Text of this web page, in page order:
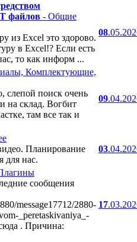
файлов - Общие
из Excel это здорово.
в Excel!? Если есть
то как информ ...
08
Комплектующие,
слепой поиск очень
на склад. Вогбит
там все так и
09
Планирование
для нас.
03
сообщения
message17712/2880-
_peretaskivaniya_-
. Причина:
17